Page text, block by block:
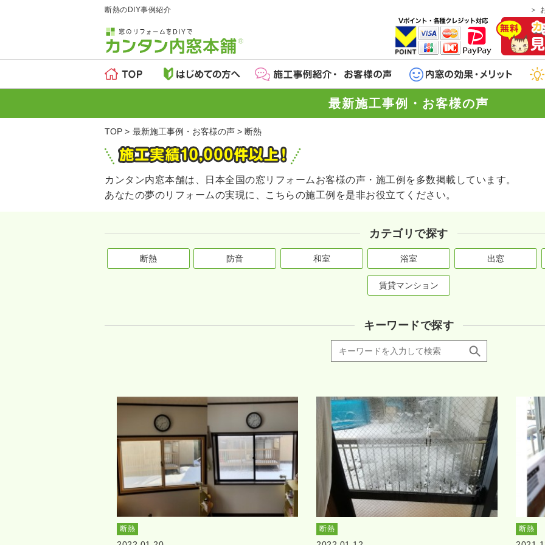
断熱のDIY事例紹介
最新施工事例・お客様の声
TOP 最新施工事例・お客様の声 断熱
カンタン内窓本舗は、日本全国の窓リフォームお客様の声・施工例を多数掲載しています。
あなたの夢のリフォームの実現に、こちらの施工例を是非お役立てください。
カテゴリで探す
断熱 防音 和室 浴室 出窓
賃貸マンション
キーワードで探す
断熱 断熱 断熱